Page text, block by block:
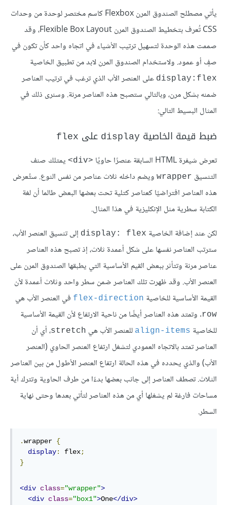
يأتي مصطلح الصندوق المرن Flexbox كاسم مختصر لوحدة من وحدات
CSS تُعرف بتخطيط الصندوق المرن Flexible Box Layout، وقد
صممت هذه الوحدة لتسهيل ترتيب الأشياء في اتجاه واحد كأن تكون في
صفٍ أو عمود. ولاستخدام الصندوق المرن لابد من تطبيق الخاصية
display:flex على العنصر الأب الذي ترغب في ترتيب العناصر
ضمنه بشكل مرن، وبالتالي ستصبح هذه العناصر مرنة. وسنرى ذلك في
المثال البسيط التالي:
ضبط قيمة الخاصية display على flex
تعرض شيفرة HTML السابقة عنصرًا حاويًا <div>
يمتلك صنف
التنسيق wrapper ويضم داخله ثلاث عناصر من نفس النوع. ستُعرض
هذه العناصر افتراضيًا كعناصر كتلية تحت بعضها البعض طالما أن لغة
الكتابة سطرية مثل الإنكليزية في هذا المثال.
لكن عند إضافة الخاصية display: flex إلى تنسيق العنصر الأب،
سترتب العناصر نفسها على شكل أعمدة ثلاث، إذ تصبح هذه العناصر
عناصر مرنة وتتأثر ببعض القيم الأساسية التي يطبقها الصندوق المرن على
العنصر الأب. وقد ظهرت تلك العناصر ضمن سطر واحد وثلاث أعمدة لأن
القيمة الأساسية للخاصية flex-direction في العنصر الأب هي
row. وتمتد هذه العناصر أيضًا من ناحية الارتفاع لأن القيمة الأساسية
للخاصية align-items للعنصر الأب هي stretch، أي أن
العناصر تمتد بالاتجاه العمودي لتشغل ارتفاع العنصر الحاوي (العنصر
الأب) والذي يحدده في هذه الحالة ارتفاع العنصر الأطول من بين العناصر
الثلاث. تصطف العناصر إلى جانب بعضها بدءًا من طرف الحاوية وتترك أية
مساحات فارغة لم يشغلها أي من هذه العناصر لتأتي بعدها وحتى نهاية
السطر.
.wrapper {
display: flex;
}
<div class="wrapper">
<div class="box1">One</div>